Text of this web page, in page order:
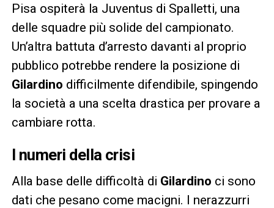
Pisa ospiterà la Juventus di Spalletti, una
delle squadre più solide del campionato.
Un’altra battuta d’arresto davanti al proprio
pubblico potrebbe rendere la posizione di
Gilardino difficilmente difendibile, spingendo
la società a una scelta drastica per provare a
cambiare rotta.
I numeri della crisi
Alla base delle difficoltà di Gilardino ci sono
dati che pesano come macigni. I nerazzurri